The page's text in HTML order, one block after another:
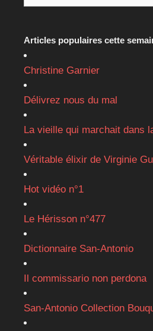
Articles populaires cette
Christine Garnier
Délivrez nous du mal
La vieille qui marchait dans
Véritable élixir de Virginie
Hot vidéo n°1
Le Hérisson n°477
Dictionnaire San-Antonio
Il commissario non perdona
San-Antonio Collection